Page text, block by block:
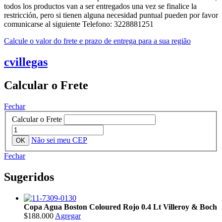
todos los productos van a ser entregados una vez se finalice la
restricción, pero si tienen alguna necesidad puntual pueden por favor
comunicarse al siguiente Telefono: 3228881251
Calcule o valor do frete e prazo de entrega para a sua região
cvillegas
Calcular o Frete
Fechar
Calcular o Frete
Não sei meu CEP
Fechar
Sugeridos
Copa Agua Boston Coloured Rojo 0.4 Lt Villeroy & Boch
$188.000 Agregar